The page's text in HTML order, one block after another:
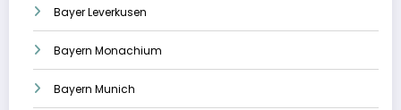
Bayer Leverkusen
Bayern Monachium
Bayern Munich